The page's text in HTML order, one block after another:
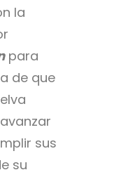
la
para
de que
sus
su